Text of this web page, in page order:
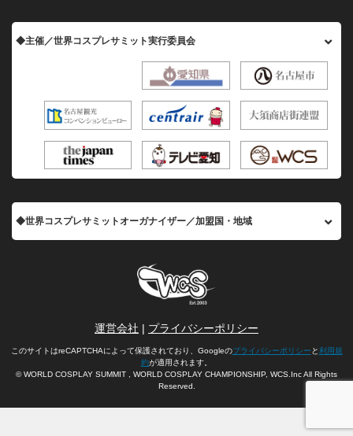
◆主催／世界コスプレサミット実行委員会
◆世界コスプレサミットオーガナイザー／加盟国・地域
運営会社 | プライバシーポリシー
このサイトはreCAPTCHAによって保護されており、Googleのプライバシーポリシーと利用規
約が適用されます。
© WORLD COSPLAY SUMMIT , WORLD COSPLAY CHAMPIONSHIP, WCS.Inc All Rights
Reserved.